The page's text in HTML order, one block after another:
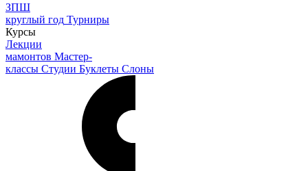
ЗПШ
круглый год Турниры
Курсы
Лекции
мамонтов Мастер-
классы Студии Буклеты Слоны